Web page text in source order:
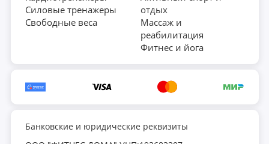
Силовые тренажеры
Свободные веса
отдых
Массаж и
реабилитация
Фитнес и йога
Банковские и юридические реквизиты